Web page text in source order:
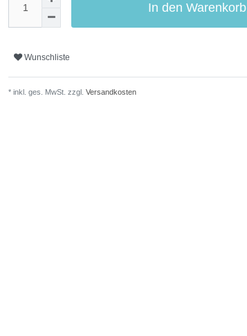
In den Warenkorb
Wunschliste
* inkl. ges. MwSt. zzgl. Versandkosten